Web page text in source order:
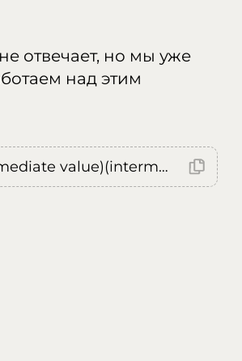
отвечает, но мы уже
над этим
Error: (intermediate value)(intermediate value)(intermediate value).replaceAll is not a function